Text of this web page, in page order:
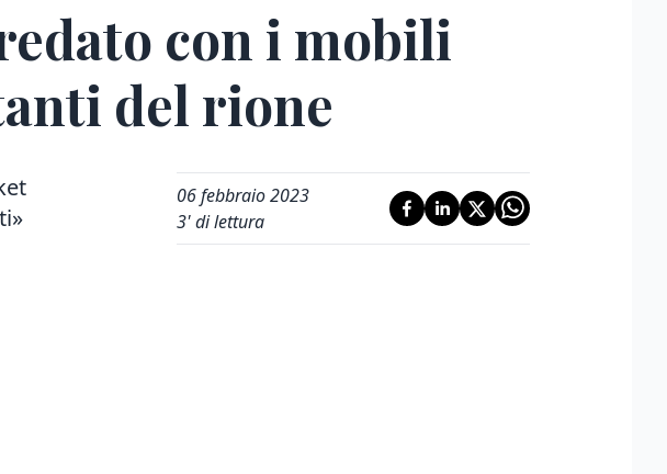
con i mobili
del rione
06 febbraio 2023
3' di lettura